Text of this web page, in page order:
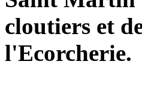
cloutiers et
l'Ecorcherie.